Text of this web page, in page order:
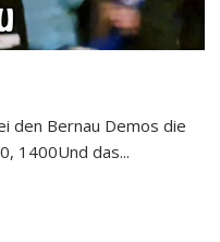
den Bernau Demos die
1400Und das...